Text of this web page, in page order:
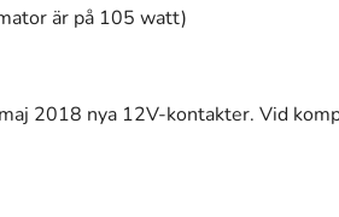
är på 105 watt)
2018 nya 12V-kontakter. Vid